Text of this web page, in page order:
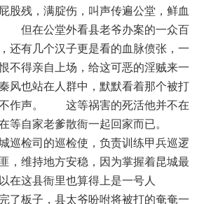
股残，满腚伤，叫声传遍公堂，鲜血
　但在公堂外看县老爷办案的一众百
还有几个汉子更是看的血脉偾张，一
不得亲自上场，给这可恶的淫贼来一
风也站在人群中，默默看着那个被打
作声。　　这等祸害的死活他并不在
等自家老爹散衙一起回家而已。
巡检司的巡检使，负责训练甲兵巡逻
，维持地方安稳，因为掌握着昆城最
在这县衙里也算得上是一号人
了板子，县太爷吩咐将被打的奄奄一